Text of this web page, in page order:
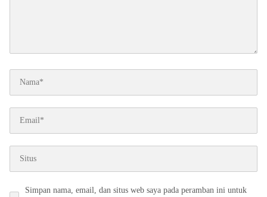
Simpan nama, email, dan situs web saya pada peramban ini untuk